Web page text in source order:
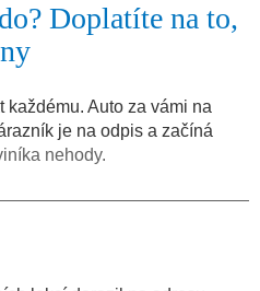
Doplatíte na to,
každému. Auto za vámi na
je na odpis a začíná
nehody.